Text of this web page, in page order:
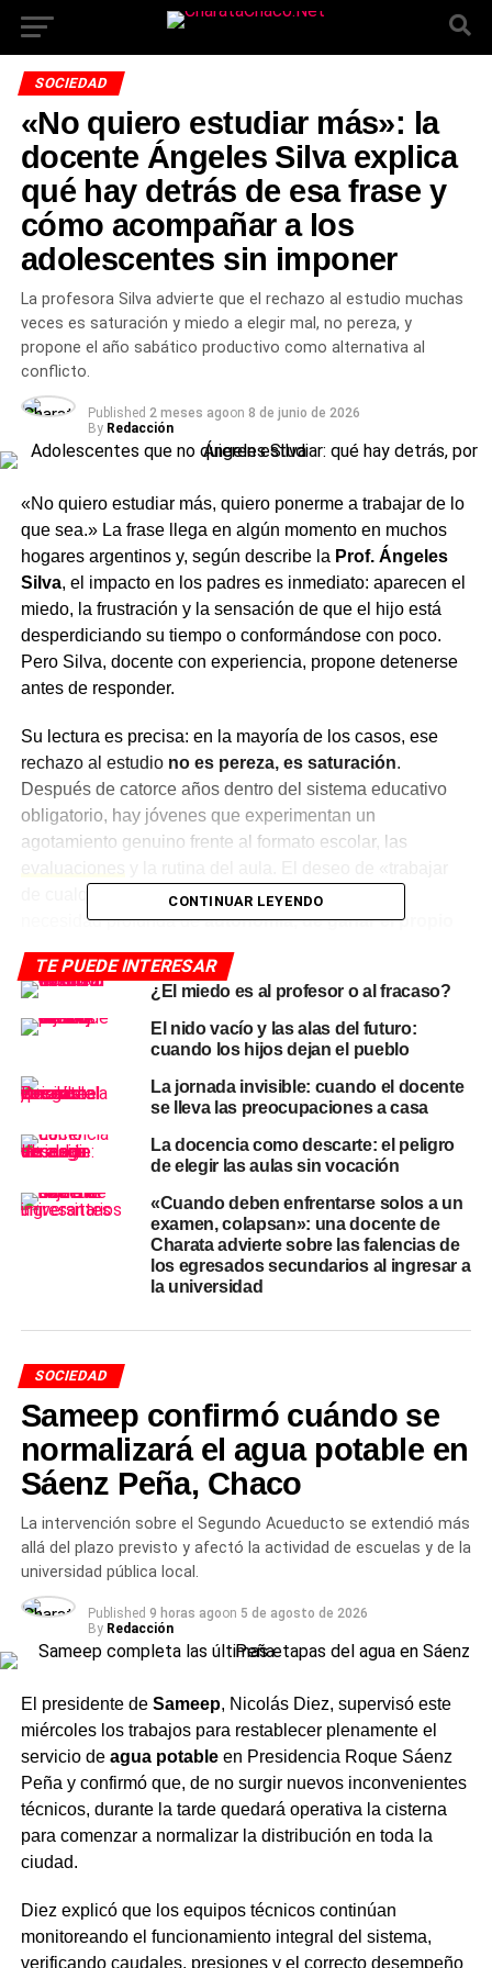
SOCIEDAD
«No quiero estudiar más»: la
docente Ángeles Silva explica
qué hay detrás de esa frase y
cómo acompañar a los
adolescentes sin imponer
La profesora Silva advierte que el rechazo al estudio muchas
veces es saturación y miedo a elegir mal, no pereza, y
propone el año sabático productivo como alternativa al
conflicto.
Published 2 meses agoon 8 de junio de 2026
By Redacción
«No quiero estudiar más, quiero ponerme a trabajar de lo
que sea.» La frase llega en algún momento en muchos
hogares argentinos y, según describe la Prof. Ángeles
Silva, el impacto en los padres es inmediato: aparecen el
miedo, la frustración y la sensación de que el hijo está
desperdiciando su tiempo o conformándose con poco.
Pero Silva, docente con experiencia, propone detenerse
antes de responder.
Su lectura es precisa: en la mayoría de los casos, ese
rechazo al estudio no es pereza, es saturación.
Después de catorce años dentro del sistema educativo
obligatorio, hay jóvenes que experimentan un
agotamiento genuino frente al formato escolar, las
de cualquier cosa» traduce, con frecuencia, una
necesidad profunda deautonomía, de ganar el propio
adultopor fuera de las paredes de una institución.
El miedo a elegir mal también
paraliza
Silva identifica otro factor que suele pasarse por alto:
miedo a equivocarse en la elección de la carrera.Esa
puede llevar a los jóvenes a buscar refugio en la
acción inmediata del trabajo, que ofrece resultados
concretos y visibles frente a la incertidumbre de una
trayectoria universitaria de cinco años cuyo desenlace no
está garantizado. Desde esa perspectiva, el «quiero
al vértigo de tener que definirlo de golpe.
El error más frecuente de los adultos, según la docente,
es «ponerse en la vereda de enfrente» y sentenciar que
sin un título universitario no serán nadie. «Nuestra
función en ese momento crucial no es imponer, sino
acompañar a transitar la incertidumbre», sostiene Silva.
una condición: invitar aladolescente a reflexionar para
que ese trabajo «de lo que sea» no sea un techo, sino un
El año sabático productivo como
alternativa al conflicto
La propuesta concreta de Silva es elaño sabático
productivo:un período acordado entre padres e hijos
para trabajar, madurar y descubrir habilidades prácticas,
con el compromiso explícito de que el aprendizaje es
para toda la vida y que las puertas de la formación
siempre van a seguir abiertas. La clave está en el
La conclusión de la docente es directa: «Forzar a un
CONTINUAR LEYENDO
TE PUEDE INTERESAR
¿El miedo es al profesor o al fracaso?
El nido vacío y las alas del futuro:
cuando los hijos dejan el pueblo
La jornada invisible: cuando el docente
se lleva las preocupaciones a casa
La docencia como descarte: el peligro
de elegir las aulas sin vocación
«Cuando deben enfrentarse solos a un
examen, colapsan»: una docente de
Charata advierte sobre las falencias de
los egresados secundarios al ingresar a
la universidad
SOCIEDAD
Sameep confirmó cuándo se
normalizará el agua potable en
Sáenz Peña, Chaco
La intervención sobre el Segundo Acueducto se extendió más
allá del plazo previsto y afectó la actividad de escuelas y de la
universidad pública local.
Published 9 horas agoon 5 de agosto de 2026
By Redacción
El presidente de Sameep, Nicolás Diez, supervisó este
miércoles los trabajos para restablecer plenamente el
servicio de agua potableen Presidencia Roque Sáenz
Peña y confirmó que, de no surgir nuevos inconvenientes
técnicos, durante la tarde quedará operativa la cisterna
para comenzar a normalizar la distribución en toda la
ciudad.
Diez explicó que los equipos técnicos continúan
monitoreando el funcionamiento integral del sistema,
verificando caudales, presiones y el correcto desempeño